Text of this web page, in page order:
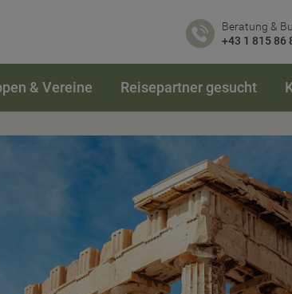
Beratung &
+43 1 815 86
& Vereine Reisepartner gesucht